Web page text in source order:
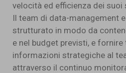
velocità ed efficienza dei suoi
Il team di data-management
strutturato in modo da
e nel budget previsti, e
informazioni strategiche al
attraverso il continuo